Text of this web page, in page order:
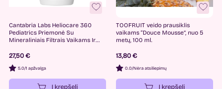
Cantabria Labs Heliocare 360
Pediatrics Priemonė Su
Mineraliniais Filtrais Vaikams Ir
27,50 €
5.0/1 apžvalga
Į krepšelį
TOOFRUIT veido prausiklis
vaikams “Douce Mousse”, nuo 5
metų, 100 ml.
13,80 €
0.0/Nėra atsiliepimų
Į krepšelį